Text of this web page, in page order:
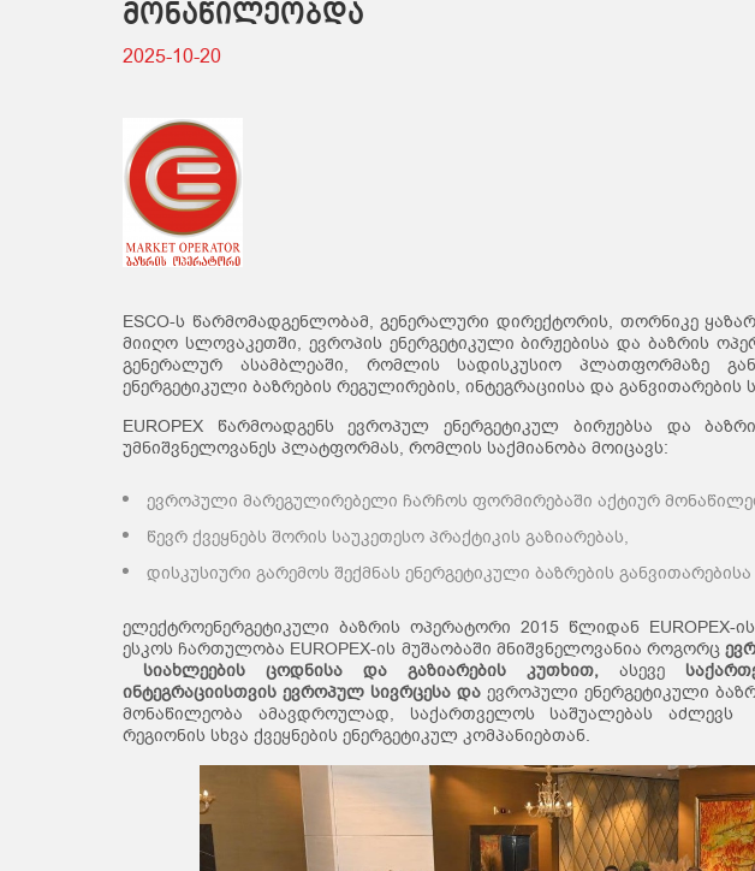
მონაწილეობდა
2025-10-20
ESCO-ს წარმომადგენლობამ, გენერალური დირექტორის, თორნიკე
მიიღო სლოვაკეთში, ევროპის ენერგეტიკული ბირჟებისა და ბაზრის
გენერალურ ასამბლეაში, რომლის სადისკუსიო პლათფორმაზე
ენერგეტიკული ბაზრების რეგულირების, ინტეგრაციისა და განვითარების
EUROPEX წარმოადგენს ევროპულ ენერგეტიკულ ბირჟებსა და
უმნიშვნელოვანეს პლატფორმას, რომლის საქმიანობა მოიცავს:
ევროპული მარეგულირებელი ჩარჩოს ფორმირებაში აქტიურ
წევრ ქვეყნებს შორის საუკეთესო პრაქტიკის გაზიარებას,
დისკუსიური გარემოს შექმნას ენერგეტიკული ბაზრების
ელექტროენერგეტიკული ბაზრის ოპერატორი 2015 წლიდან EUROPEX-
ესკოს ჩართულობა EUROPEX-ის მუშაობაში მნიშვნელოვანია როგორც
სიახლეების
ცოდნისა და გაზიარების კუთხით,ასევე
ინტეგრაციისთვის ევროპულ სივრცესა და ევროპული ენერგეტიკული
მონაწილეობა ამავდროულად, საქართველოს საშუალებას აძლევს
რეგიონის სხვა ქვეყნების ენერგეტიკულ კომპანიებთან.